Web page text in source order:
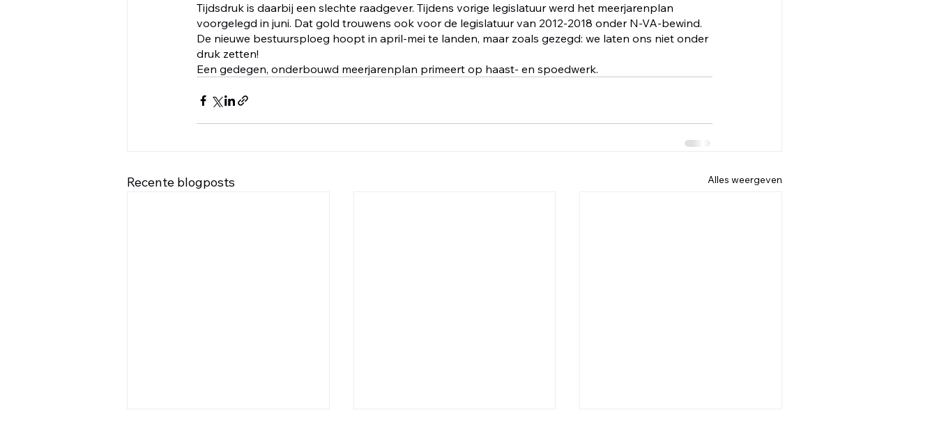
Tijdsdruk is daarbij een slechte raadgever. Tijdens vorige legislatuur werd het meerjarenplan
voorgelegd in juni. Dat gold trouwens ook voor de legislatuur van 2012-2018 onder N-VA-bewind.
De nieuwe bestuursploeg hoopt in april-mei te landen, maar zoals gezegd: we laten ons niet onder
druk zetten!
Een gedegen, onderbouwd meerjarenplan primeert op haast- en spoedwerk.
Recente blogposts Alles weergeven